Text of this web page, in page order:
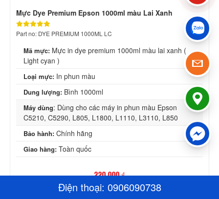
Điện thoại: 0906090738
Mực Dye Premium Epson 1000ml màu Lai Xanh
Part no: DYE PREMIUM 1000ML LC
Mã mực: Mực in dye premium 1000ml màu lai xanh (
Light cyan )
Loại mực: In phun màu
Dung lượng: Bình 1000ml
Máy dùng: Dùng cho các máy in phun màu Epson
C5210, C5290, L805, L1800, L1110, L3110, L850
Bảo hành: Chính hãng
Giao hàng: Toàn quốc
220,000 ₫
Lượt xem: 7052